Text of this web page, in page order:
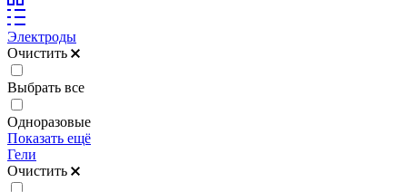
Электроды
Очистить
Выбрать все
Одноразовые
Показать ещё
Гели
Очистить